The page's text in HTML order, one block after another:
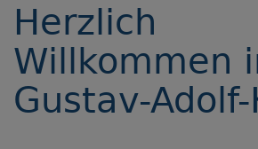
Herzlich
Willkommen
Gustav-